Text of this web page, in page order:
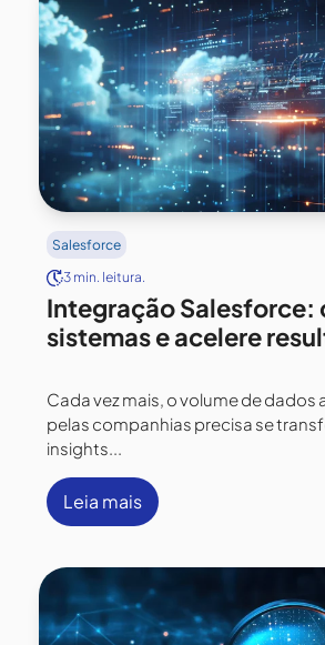
Salesforce
3 min. leitura.
Integração Salesforce:
sistemas e acelere
Cada vez mais, o volume de dados
pelas companhias precisa se
insights...
Leia mais